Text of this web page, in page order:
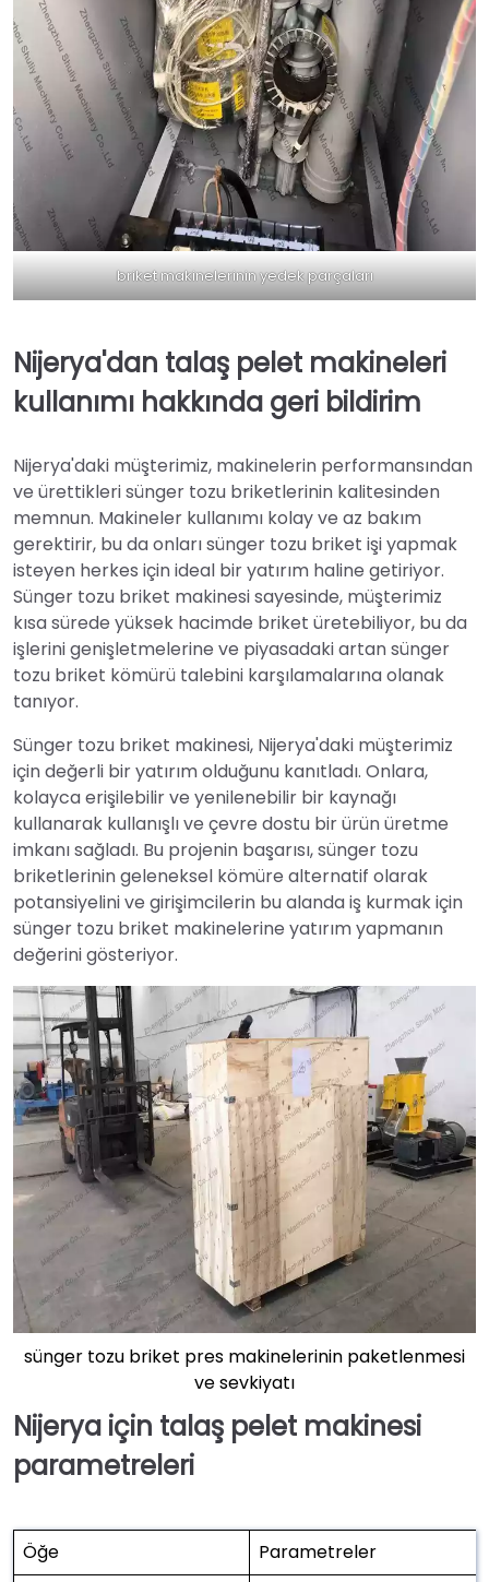
briket makinelerinin yedek parçaları
Nijerya'dan talaş pelet makineleri
kullanımı hakkında geri bildirim
Nijerya'daki müşterimiz, makinelerin performansından
ve ürettikleri sünger tozu briketlerinin kalitesinden
memnun. Makineler kullanımı kolay ve az bakım
gerektirir, bu da onları sünger tozu briket işi yapmak
isteyen herkes için ideal bir yatırım haline getiriyor.
Sünger tozu briket makinesi sayesinde, müşterimiz
kısa sürede yüksek hacimde briket üretebiliyor, bu da
işlerini genişletmelerine ve piyasadaki artan sünger
tozu briket kömürü talebini karşılamalarına olanak
tanıyor.
Sünger tozu briket makinesi, Nijerya'daki müşterimiz
için değerli bir yatırım olduğunu kanıtladı. Onlara,
kolayca erişilebilir ve yenilenebilir bir kaynağı
kullanarak kullanışlı ve çevre dostu bir ürün üretme
imkanı sağladı. Bu projenin başarısı, sünger tozu
briketlerinin geleneksel kömüre alternatif olarak
potansiyelini ve girişimcilerin bu alanda iş kurmak için
sünger tozu briket makinelerine yatırım yapmanın
değerini gösteriyor.
sünger tozu briket pres makinelerinin paketlenmesi
ve sevkiyatı
Nijerya için talaş pelet makinesi
parametreleri
Öğe Parametreler